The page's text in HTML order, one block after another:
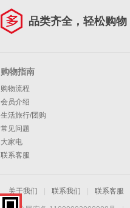
品类齐全，轻松购物
购物指南
购物流程
会员介绍
生活旅行/团购
常见问题
大家电
联系客服
关于我们 联系我们 联系客服